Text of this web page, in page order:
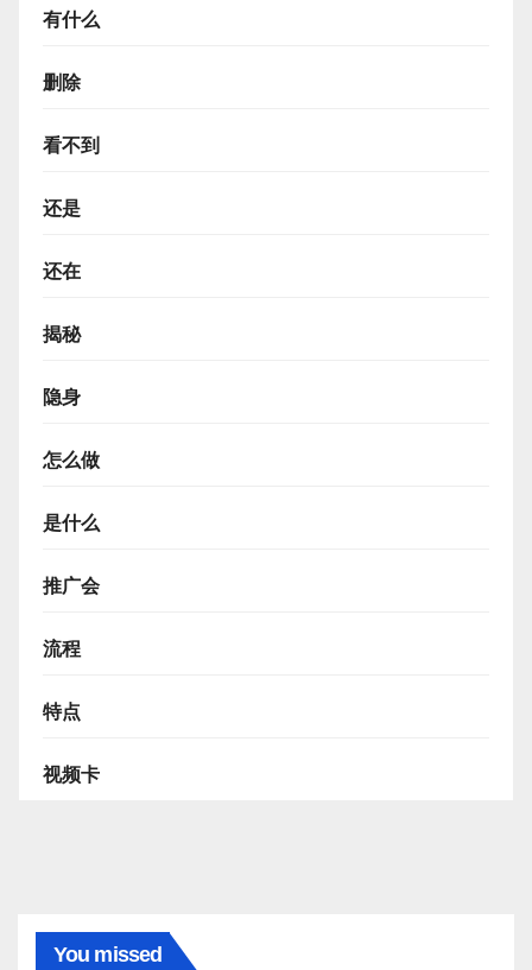
有什么
删除
看不到
还是
还在
揭秘
隐身
怎么做
是什么
推广会
流程
特点
视频卡
You missed